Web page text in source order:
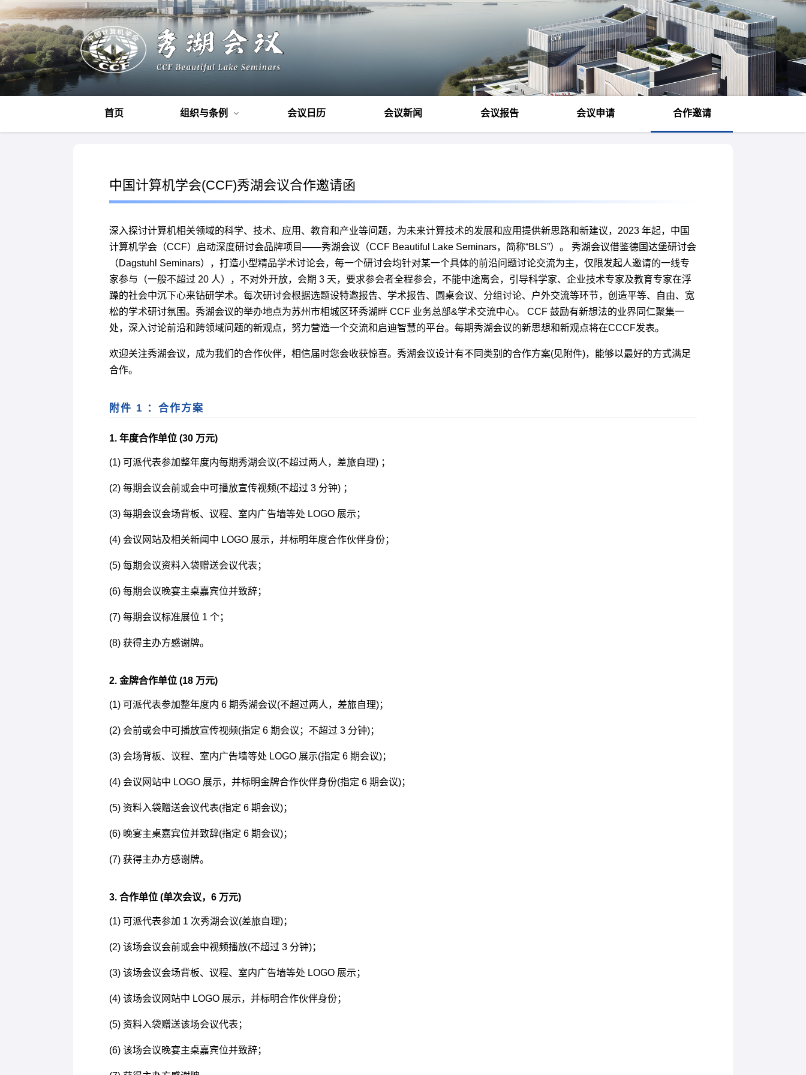
首页 组织与条例 会议日历 会议新闻 会议报告 会议申请 合作邀请
中国计算机学会(CCF)秀湖会议合作邀请函
深入探讨计算机相关领域的科学、技术、应用、教育和产业等问题，为未来计算技术的发展和应用提供新思路和新建议，2023 年起，中国
计算机学会（CCF）启动深度研讨会品牌项目——秀湖会议（CCF Beautiful Lake Seminars，简称“BLS”）。 秀湖会议借鉴德国达堡研讨会
（Dagstuhl Seminars），打造小型精品学术讨论会，每一个研讨会均针对某一个具体的前沿问题讨论交流为主，仅限发起人邀请的一线专
家参与（一般不超过 20 人），不对外开放，会期 3 天，要求参会者全程参会，不能中途离会，引导科学家、企业技术专家及教育专家在浮
躁的社会中沉下心来钻研学术。每次研讨会根据选题设特邀报告、学术报告、圆桌会议、分组讨论、户外交流等环节，创造平等、自由、宽
松的学术研讨氛围。秀湖会议的举办地点为苏州市相城区环秀湖畔 CCF 业务总部&学术交流中心。 CCF 鼓励有新想法的业界同仁聚集一
处，深入讨论前沿和跨领域问题的新观点，努力营造一个交流和启迪智慧的平台。每期秀湖会议的新思想和新观点将在CCCF发表。
欢迎关注秀湖会议，成为我们的合作伙伴，相信届时您会收获惊喜。秀湖会议设计有不同类别的合作方案(见附件)，能够以最好的方式满足
合作。
附件 1 ：合作方案
1. 年度合作单位 (30 万元)
(1) 可派代表参加整年度内每期秀湖会议(不超过两人，差旅自理) ；
(2) 每期会议会前或会中可播放宣传视频(不超过 3 分钟) ；
(3) 每期会议会场背板、议程、室内广告墙等处 LOGO 展示；
(4) 会议网站及相关新闻中 LOGO 展示，并标明年度合作伙伴身份；
(5) 每期会议资料入袋赠送会议代表；
(6) 每期会议晚宴主桌嘉宾位并致辞；
(7) 每期会议标准展位 1 个；
(8) 获得主办方感谢牌。
2. 金牌合作单位 (18 万元)
(1) 可派代表参加整年度内 6 期秀湖会议(不超过两人，差旅自理)；
(2) 会前或会中可播放宣传视频(指定 6 期会议；不超过 3 分钟)；
(3) 会场背板、议程、室内广告墙等处 LOGO 展示(指定 6 期会议)；
(4) 会议网站中 LOGO 展示，并标明金牌合作伙伴身份(指定 6 期会议)；
(5) 资料入袋赠送会议代表(指定 6 期会议)；
(6) 晚宴主桌嘉宾位并致辞(指定 6 期会议)；
(7) 获得主办方感谢牌。
3. 合作单位 (单次会议，6 万元)
(1) 可派代表参加 1 次秀湖会议(差旅自理)；
(2) 该场会议会前或会中视频播放(不超过 3 分钟)；
(3) 该场会议会场背板、议程、室内广告墙等处 LOGO 展示；
(4) 该场会议网站中 LOGO 展示，并标明合作伙伴身份；
(5) 资料入袋赠送该场会议代表；
(6) 该场会议晚宴主桌嘉宾位并致辞；